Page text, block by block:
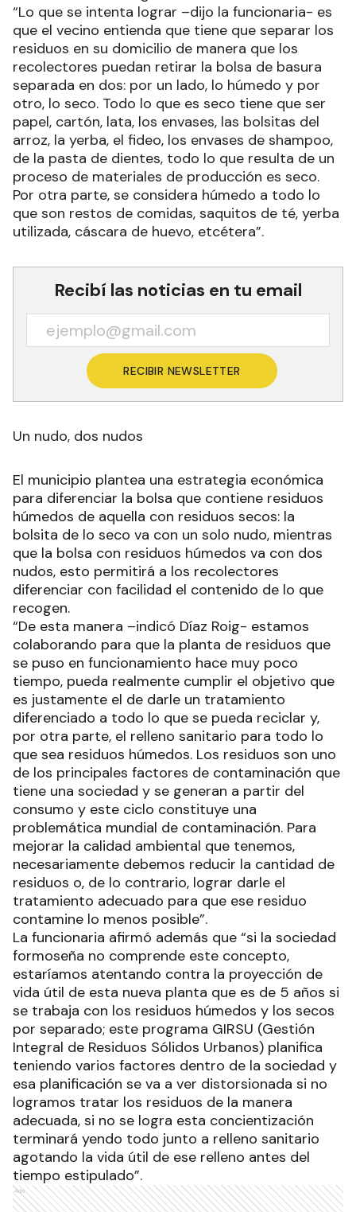
“Lo que se intenta lograr –dijo la funcionaria- es
que el vecino entienda que tiene que separar los
residuos en su domicilio de manera que los
recolectores puedan retirar la bolsa de basura
separada en dos: por un lado, lo húmedo y por
otro, lo seco. Todo lo que es seco tiene que ser
papel, cartón, lata, los envases, las bolsitas del
arroz, la yerba, el fideo, los envases de shampoo,
de la pasta de dientes, todo lo que resulta de un
proceso de materiales de producción es seco.
Por otra parte, se considera húmedo a todo lo
que son restos de comidas, saquitos de té, yerba
utilizada, cáscara de huevo, etcétera”.
Recibí las noticias en tu email
RECIBIR NEWSLETTER
Un nudo, dos nudos
El municipio plantea una estrategia económica
para diferenciar la bolsa que contiene residuos
húmedos de aquella con residuos secos: la
bolsita de lo seco va con un solo nudo, mientras
que la bolsa con residuos húmedos va con dos
nudos, esto permitirá a los recolectores
diferenciar con facilidad el contenido de lo que
recogen.
“De esta manera –indicó Díaz Roig- estamos
colaborando para que la planta de residuos que
se puso en funcionamiento hace muy poco
tiempo, pueda realmente cumplir el objetivo que
es justamente el de darle un tratamiento
diferenciado a todo lo que se pueda reciclar y,
por otra parte, el relleno sanitario para todo lo
que sea residuos húmedos. Los residuos son uno
de los principales factores de contaminación que
tiene una sociedad y se generan a partir del
consumo y este ciclo constituye una
problemática mundial de contaminación. Para
mejorar la calidad ambiental que tenemos,
necesariamente debemos reducir la cantidad de
residuos o, de lo contrario, lograr darle el
tratamiento adecuado para que ese residuo
contamine lo menos posible”.
La funcionaria afirmó además que “si la sociedad
formoseña no comprende este concepto,
estaríamos atentando contra la proyección de
vida útil de esta nueva planta que es de 5 años si
se trabaja con los residuos húmedos y los secos
por separado; este programa GIRSU (Gestión
Integral de Residuos Sólidos Urbanos) planifica
teniendo varios factores dentro de la sociedad y
esa planificación se va a ver distorsionada si no
logramos tratar los residuos de la manera
adecuada, si no se logra esta concientización
terminará yendo todo junto a relleno sanitario
agotando la vida útil de ese relleno antes del
tiempo estipulado”.
Ads